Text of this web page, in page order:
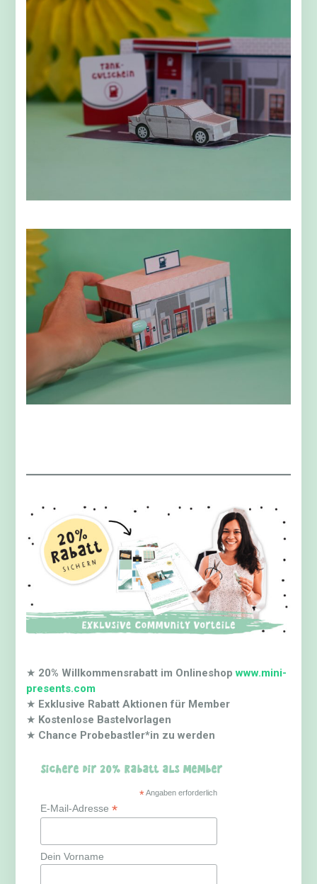
★ 20% Willkommensrabatt im Onlineshopwww.mini-
presents.com
★ Exklusive Rabatt Aktionen für Member
★ Kostenlose Bastelvorlagen
★ Chance Probebastler*in zu werden
Sichere dir 20% Rabatt als Member
*Angaben erforderlich
E-Mail-Adresse*
Dein Vorname